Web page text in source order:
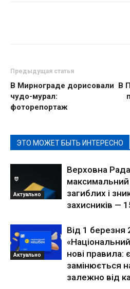
Предыдущая статья
В Мирнограде дорисовали
чудо-мурал:
фоторепортаж
В
ЭТО МОЖЕТ БЫТЬ ИНТЕРЕСНО
Актуально
Верховна
максимальний
загиблих і
захисників —
Актуально
Від 1 березня
нові правила:
замінюється
залежно від